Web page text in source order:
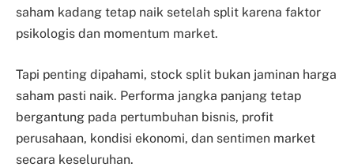
saham kadang tetap naik setelah split karena faktor
psikologis dan momentum market.
Tapi penting dipahami, stock split bukan jaminan harga
saham pasti naik. Performa jangka panjang tetap
bergantung pada pertumbuhan bisnis, profit
perusahaan, kondisi ekonomi, dan sentimen market
secara keseluruhan.